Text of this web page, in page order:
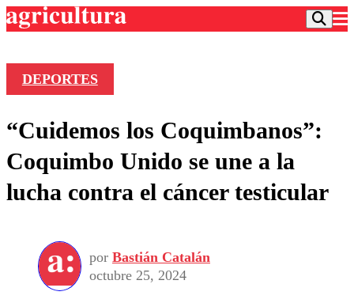
Frecuencias
Agricultura TV
Deportes
Colo Colo
Seleccion Chilena
Torneo Internacional
Entretención
Economía
Internacional
Publicaciones en medios
Opinión
DEPORTES
“Cuidemos los Coquimbanos”:
Coquimbo Unido se une a la
lucha contra el cáncer testicular
por Bastián Catalán
octubre 25, 2024